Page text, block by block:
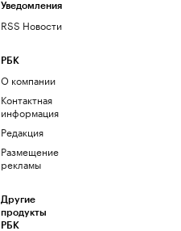
Уведомления
RSS Новости
РБК
О компании
Контактная
информация
Редакция
Размещение
рекламы
Другие
продукты
РБК